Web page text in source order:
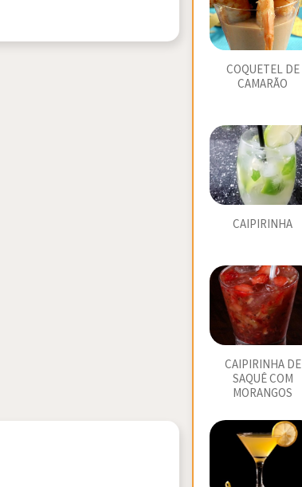
COQUETEL DE
CAMARÃO
CAIPIRINHA
CAIPIRINHA DE
SAQUÊ COM
MORANGOS